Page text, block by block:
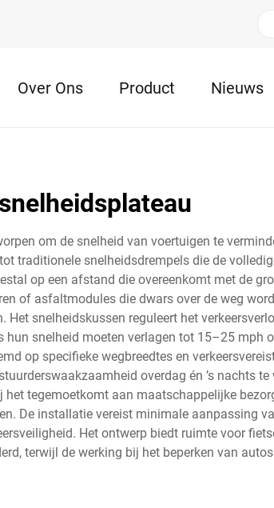
Over Ons Product Nieuws
snelheidsplateau
om de snelheid van voertuigen te
traditionele snelheidsdrempels die de
op een afstand die overeenkomt met de
of asfaltmodules die dwars over de weg
snelheidskussen reguleert het
hun snelheid moeten verlagen tot 15–25
op specifieke wegbreedtes en
overdag én ’s nachts
tegemoetkomt aan maatschappelijke
De installatie vereist minimale aanpassing
Het ontwerp biedt ruimte voor
terwijl de werking bij het beperken van